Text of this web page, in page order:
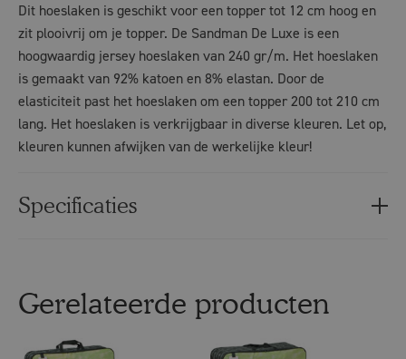
Dit hoeslaken is geschikt voor een topper tot 12 cm hoog en
zit plooivrij om je topper. De Sandman De Luxe is een
hoogwaardig jersey hoeslaken van 240 gr/m. Het hoeslaken
is gemaakt van 92% katoen en 8% elastan. Door de
elasticiteit past het hoeslaken om een topper 200 tot 210 cm
lang. Het hoeslaken is verkrijgbaar in diverse kleuren. Let op,
kleuren kunnen afwijken van de werkelijke kleur!
Specificaties
Gerelateerde producten